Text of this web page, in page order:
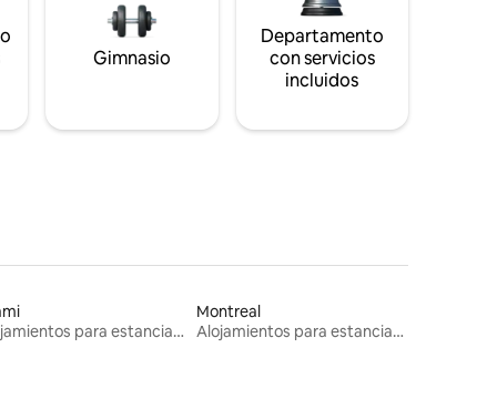
Gimnasio
Departamento
con servicios
incluidos
Alojamientos para estancias largas
Montreal
Alojamientos para estancias largas